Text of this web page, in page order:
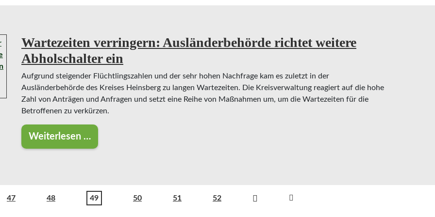
Wartezeiten verringern: Ausländerbehörde richtet weitere
Abholschalter ein
Aufgrund steigender Flüchtlingszahlen und der sehr hohen Nachfrage kam es zuletzt in der
Ausländerbehörde des Kreises Heinsberg zu langen Wartezeiten. Die Kreisverwaltung reagiert auf die hohe
Zahl von Anträgen und Anfragen und setzt eine Reihe von Maßnahmen um, um die Wartezeiten für die
Betroffenen zu verkürzen.
Weiterlesen …
Wartezeiten verringern: Ausländerbehörde richtet weitere Abholschalter ein
47 48 49 50 51 52